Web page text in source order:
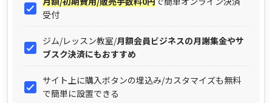
受付
ジム/レッスン教室/月額会員ビジネスの月謝集金やサ
ブスク決済にもおすすめ​
サイト上に購入ボタンの埋込み/カスタマイズも無料
で簡単に設置できる